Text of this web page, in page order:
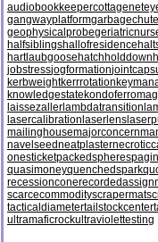
audiobookkeepercottagenet
gangwayplatformgarbagechute
geophysicalprobe
halfsiblingshallofresidence
hartlaubgoosehatchholddown
jobstressjogformation
kerbweightkerrrotation
knowledgestate
laissezaller lambdatransition
lasercalibration laserlens
mailinghousemajorconcern
navelseedneatplaster
onesticketpackedspheres
quasimoneyquenchedspark
recessioncone
scarcecommodityscrapermat
tacticaldiametertailstockcenter
ultramaficrockultraviolettesting